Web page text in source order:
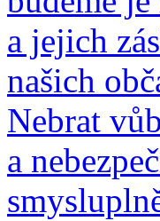
a jejich
našich
Nebrat
a